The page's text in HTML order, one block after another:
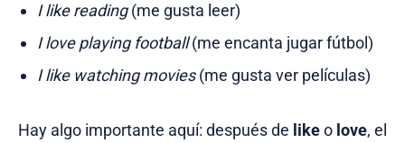
I like reading(me gusta leer)
I love playing football(me encanta jugar fútbol)
I like watching movies(me gusta ver películas)
Hay algo importante aquí: después de likeo love, el